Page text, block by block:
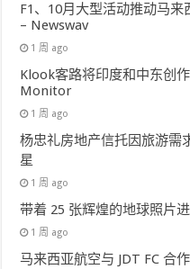
F1、10月大型活动推动马
– Newswav
1 周 ago
Klook客路将印度和中东创
Monitor
1 周 ago
杨忠礼房地产信托因旅游需
星
1 周 ago
带着 25 张辉煌的地球照片
1 周 ago
马来西亚航空与 JDT FC 合